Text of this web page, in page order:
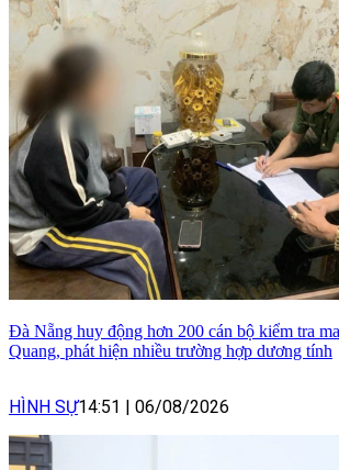
Đà Nẵng huy động hơn 200 cán bộ kiểm tra
Quang, phát hiện nhiều trường hợp dương tính
HÌNH SỰ14:51 06/08/2026